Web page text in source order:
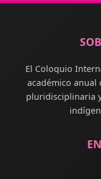
El Coloquio
académico
pluridisciplinaria